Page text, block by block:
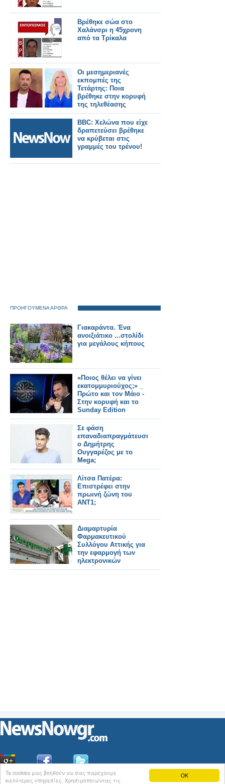
OK
Ta cookies μας βοηθούν να σας παρέχουμε
καλύτερες υπηρεσίες. Χρησιμοποιώντας τις
Βρέθηκε σώα στο
Χαλάνσρι η 45χρονη
από τα Τρίκαλα
Οι μεσημεριανές
εκπομπές της
Τετάρτης: Ποια
βρέθηκε στην κορυφή
της τηλεθέασης
BBC: Χελώνα που είχε
δραπετεύσει βρέθηκε
να κρύβεται στις
γραμμές του τρένου!
ΠΡΟΗΓΟΥΜΕΝΑ ΑΡΘΡΑ
Γιακαράντα. Ένα
ανοιξιάτικο ...στολίδι
για μεγάλους κήπους
«Ποιος θέλει να γίνει
εκατομμυριούχος;» _
Πρώτο και τον Μάιο -
Στην κορυφή και το
Sunday Edition
Σε φάση
επαναδιαπραγμάτευσης
ο Δημήτρης
Ουγγαρέζος με το
Mega;
Λίτσα Πατέρα:
Επιστρέφει στην
πρωινή ζώνη του
ΑΝΤ1;
Διαμαρτυρία
Φαρμακευτικού
Συλλόγου Αττικής για
την εφαρμογή των
ηλεκτρονικών
παρόχων